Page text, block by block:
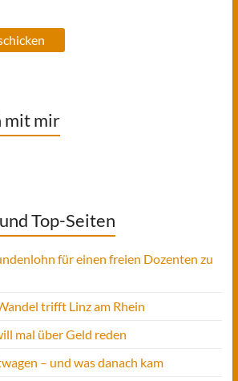
mit mir
Top-Seiten
für einen freien Dozenten zu
trifft Linz am Rhein
mal über Geld reden
– und was danach kam